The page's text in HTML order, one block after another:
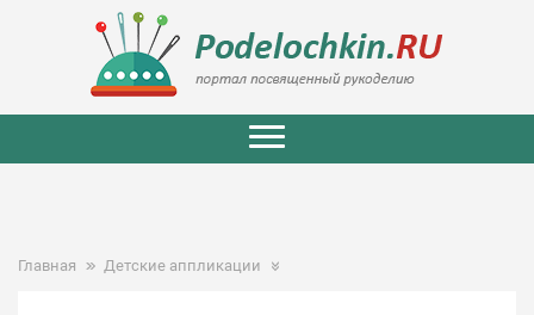
Главная Детские аппликации